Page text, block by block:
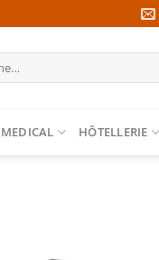
MEDICAL HÔTELLERIE